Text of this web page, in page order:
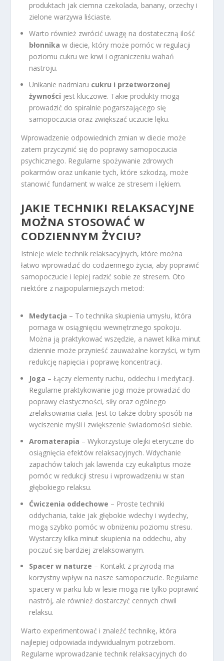
produktach jak ciemna czekolada, banany, orzechy i
zielone warzywa liściaste.
Warto również zwrócić uwagę na dostateczną ilość
błonnika w diecie, który może pomóc w regulacji
poziomu cukru we krwi i ograniczeniu wahań
nastroju.
Unikanie nadmiaru cukru i przetworzonej
żywności jest kluczowe. Takie produkty mogą
prowadzić do spiralnie pogarszającego się
samopoczucia oraz zwiększać uczucie lęku.
Wprowadzenie odpowiednich zmian w diecie może
zatem przyczynić się do poprawy samopoczucia
psychicznego. Regularne spożywanie zdrowych
pokarmów oraz unikanie tych, które szkodzą, może
stanowić fundament w walce ze stresem i lękiem.
JAKIE TECHNIKI RELAKSACYJNE
MOŻNA STOSOWAĆ W
CODZIENNYM ŻYCIU?
Istnieje wiele technik relaksacyjnych, które można
łatwo wprowadzić do codziennego życia, aby poprawić
samopoczucie i lepiej radzić sobie ze stresem. Oto
niektóre z najpopularniejszych metod:
Medytacja – To technika skupienia umysłu, która
pomaga w osiągnięciu wewnętrznego spokoju.
Można ją praktykować wszędzie, a nawet kilka minut
dziennie może przynieść zauważalne korzyści, w tym
redukcję napięcia i poprawę koncentracji.
Joga – Łączy elementy ruchu, oddechu i medytacji.
Regularne praktykowanie jogi może prowadzić do
poprawy elastyczności, siły oraz ogólnego
zrelaksowania ciała. Jest to także dobry sposób na
wyciszenie myśli i zwiększenie świadomości siebie.
Aromaterapia – Wykorzystuje olejki eteryczne do
osiągnięcia efektów relaksacyjnych. Wdychanie
zapachów takich jak lawenda czy eukaliptus może
pomóc w redukcji stresu i wprowadzeniu w stan
głębokiego relaksu.
Ćwiczenia oddechowe – Proste techniki
oddychania, takie jak głębokie wdechy i wydechy,
mogą szybko pomóc w obniżeniu poziomu stresu.
Wystarczy kilka minut skupienia na oddechu, aby
poczuć się bardziej zrelaksowanym.
Spacer w naturze – Kontakt z przyrodą ma
korzystny wpływ na nasze samopoczucie. Regularne
spacery w parku lub w lesie mogą nie tylko poprawić
nastrój, ale również dostarczyć cennych chwil
relaksu.
Warto experimentować i znaleźć technikę, która
najlepiej odpowiada indywidualnym potrzebom.
Regularne wprowadzanie technik relaksacyjnych do